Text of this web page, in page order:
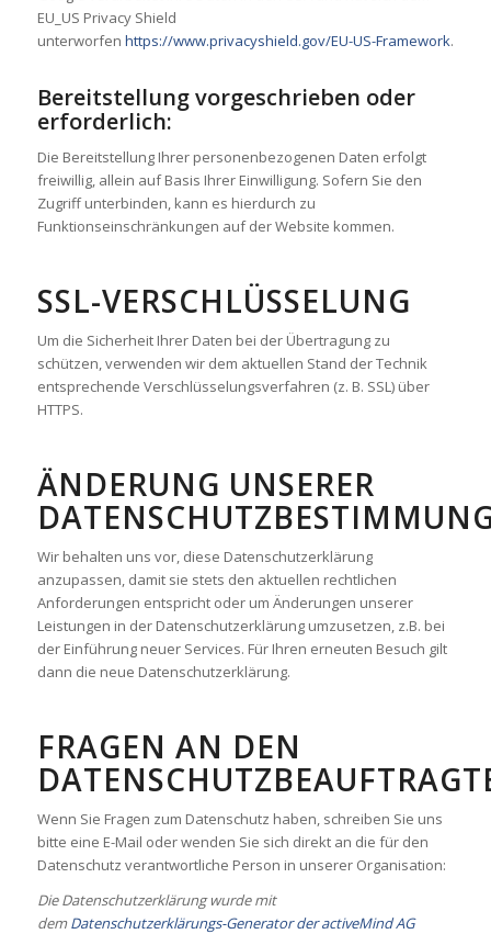
EU_US Privacy Shield
unterworfen https://www.privacyshield.gov/EU-US-Framework.
Bereitstellung vorgeschrieben oder
erforderlich:
Die Bereitstellung Ihrer personenbezogenen Daten erfolgt
freiwillig, allein auf Basis Ihrer Einwilligung. Sofern Sie den
Zugriff unterbinden, kann es hierdurch zu
Funktionseinschränkungen auf der Website kommen.
SSL-VERSCHLÜSSELUNG
Um die Sicherheit Ihrer Daten bei der Übertragung zu
schützen, verwenden wir dem aktuellen Stand der Technik
entsprechende Verschlüsselungsverfahren (z. B. SSL) über
HTTPS.
ÄNDERUNG UNSERER
Wir behalten uns vor, diese Datenschutzerklärung
anzupassen, damit sie stets den aktuellen rechtlichen
Anforderungen entspricht oder um Änderungen unserer
Leistungen in der Datenschutzerklärung umzusetzen, z.B. bei
der Einführung neuer Services. Für Ihren erneuten Besuch gilt
dann die neue Datenschutzerklärung.
FRAGEN AN DEN
Wenn Sie Fragen zum Datenschutz haben, schreiben Sie uns
bitte eine E-Mail oder wenden Sie sich direkt an die für den
Datenschutz verantwortliche Person in unserer Organisation:
Die Datenschutzerklärung wurde mit
demDatenschutzerklärungs-Generator der activeMind AG